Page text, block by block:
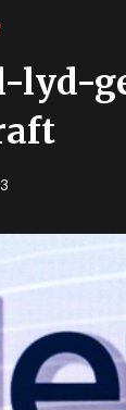
lyd-